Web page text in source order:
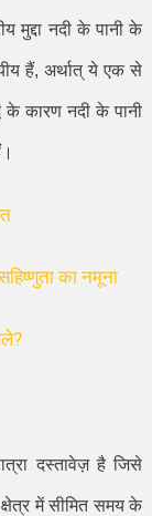
मुद्दा नदी के पानी के
हैं,अर्थात् ये एक से
के कारण नदी के पानी
का नमूना
दस्तावेज़ है जिसे
क्षेत्र में सीमित समय के